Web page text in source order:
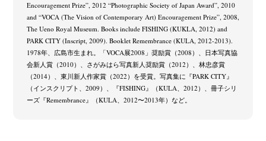
Encouragement Prize”, 2012 “Photographic Society of Japan Award”, 2010
and “VOCA (The Vision of Contemporary Art) Encouragement Prize”, 2008,
The Ueno Royal Museum. Books include FISHING (KUKLA, 2012) and
PARK CITY (Inscript, 2009). Booklet Remembrance (KULA, 2012-2013).
1978年、広島市生まれ。「VOCA展2008」奨励賞（2008）、日本写真協
会新人賞（2010）、さがみはら写真新人奨励賞（2012）、林忠彦賞
（2014）、東川新人作家賞（2022）を受賞。写真集に『PARK CITY』
（インスクリプト、2009）、『FISHING』（KULA、2012）、冊子シリ
ーズ『Remembrance』（KULA、2012〜2013年）など。